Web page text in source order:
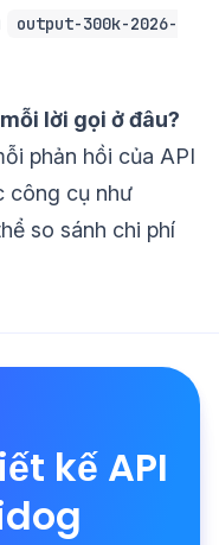
output-300k-2026-
lời gọi ở đâu?
phản hồi của API
công cụ như
so sánh chi phí
kế API